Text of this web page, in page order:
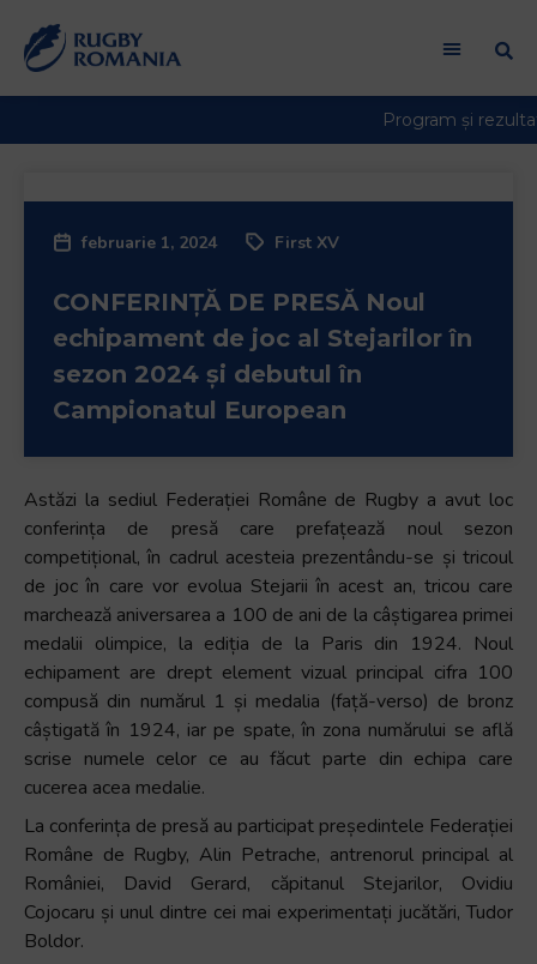
in
Accessibility
press
"Ctrl
This
shortcut
activates
the
screen
reader
help
you
navigate
and
interact
februarie 1, 2024 First XV
CONFERINȚĂ DE PRESĂ Noul
echipament de joc al Stejarilor în
sezon 2024 și debutul în
Campionatul European
Astăzi la sediul Federației Române de Rugby a avut loc
conferința de presă care prefațează noul sezon
competițional, în cadrul acesteia prezentându-se și tricoul
de joc în care vor evolua Stejarii în acest an, tricou care
marchează aniversarea a 100 de ani de la câștigarea primei
medalii olimpice, la ediția de la Paris din 1924. Noul
echipament are drept element vizual principal cifra 100
compusă din numărul 1 și medalia (față-verso) de bronz
câștigată în 1924, iar pe spate, în zona numărului se află
scrise numele celor ce au făcut parte din echipa care
cucerea acea medalie.
La conferința de presă au participat președintele Federației
Române de Rugby, Alin Petrache, antrenorul principal al
României, David Gerard, căpitanul Stejarilor, Ovidiu
Cojocaru și unul dintre cei mai experimentați jucătări, Tudor
Boldor.